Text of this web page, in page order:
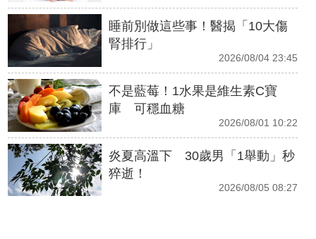
睡前別做這些事！醫揭「10大傷
腎排行」
2026/08/04 23:45
不是藍莓！1水果是維生素C寶
庫 可穩血糖
2026/08/01 10:22
炎夏高溫下 30歲男「1舉動」秒
猝逝！
2026/08/05 08:27